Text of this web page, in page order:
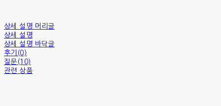
상세 설명 머리글
상세 설명
상세 설명 바닥글
후기(0)
질문(10)
관련 상품